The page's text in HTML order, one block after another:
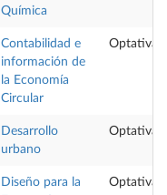
Química
Contabilidad e
información de
la Economía
Circular
Optativa
Desarrollo
urbano
Optativa
Diseño para la
Optativa